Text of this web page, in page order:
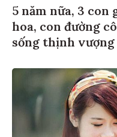
5 năm nữa, 3
hoa, con đường
sống thịnh